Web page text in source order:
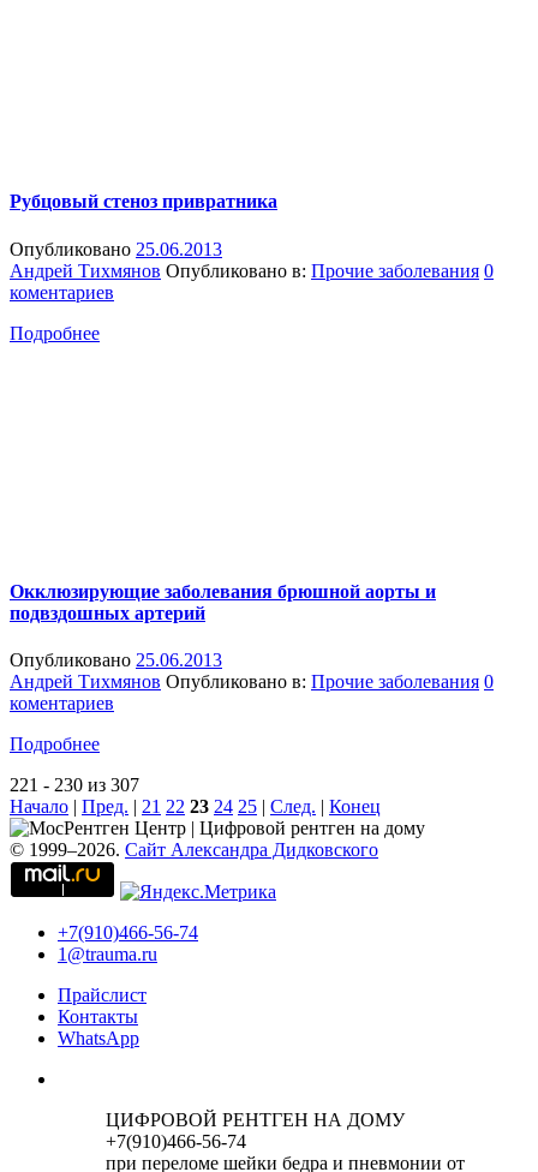
Рубцовый стеноз привратника
Опубликовано 25.06.2013
Андрей Тихмянов Опубликовано в: Прочие заболевания 0
коментариев
Подробнее
Окклюзирующие заболевания брюшной аорты и
подвздошных артерий
Опубликовано 25.06.2013
Андрей Тихмянов Опубликовано в: Прочие заболевания 0
коментариев
Подробнее
221 - 230 из 307
Начало | Пред. | 21 22 23 24 25 | След. | Конец
© 1999–2026. Сайт Александра Дидковского
+7(910)466-56-74
1@trauma.ru
Прайслист
Контакты
WhatsApp
ЦИФРОВОЙ РЕНТГЕН НА ДОМУ
+7(910)466-56-74
при переломе шейки бедра и пневмонии от